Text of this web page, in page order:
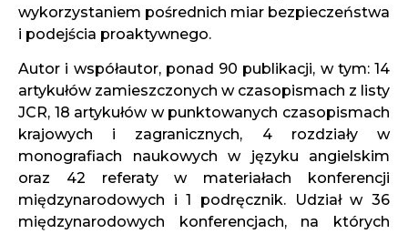
wykorzystaniem pośrednich miar bezpieczeństwa
i podejścia proaktywnego.
Autor i współautor, ponad 90 publikacji, w tym: 14
artykułów zamieszczonych w czasopismach z listy
JCR, 18 artykułów w punktowanych czasopismach
krajowych i zagranicznych, 4 rozdziały w
monografiach naukowych w języku angielskim
oraz 42 referaty w materiałach konferencji
międzynarodowych i 1 podręcznik. Udział w 36
międzynarodowych konferencjach, na których